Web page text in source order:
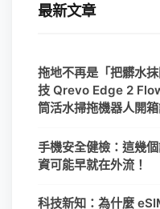
最新文章
拖地不再是「把髒水
技 Qrevo Edge 2
筒活水掃拖機器人開箱
手機安全健檢：這幾
資可能早就在外流！
科技新知：為什麼